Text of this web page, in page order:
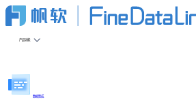
产品功能
数据集成